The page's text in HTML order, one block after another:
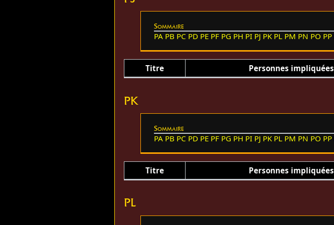
Sommaire
PA PB PC PD PE PF PG PH PI PJ PK PL PM PN PO PP
Titre Personnes impliquées
PK
Sommaire
PA PB PC PD PE PF PG PH PI PJ PK PL PM PN PO PP
Titre Personnes impliquées
PL